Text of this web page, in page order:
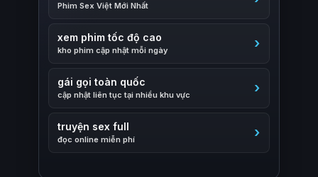
Phim Sex Việt Mới Nhất
xem phim tốc độ cao
kho phim cập nhật mỗi ngày
gái gọi toàn quốc
cập nhật liên tục tại nhiều khu vực
truyện sex full
đọc online miễn phí